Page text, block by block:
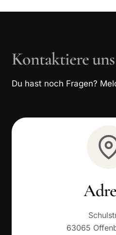
Kontaktiere uns
Du hast noch Fragen?
63065